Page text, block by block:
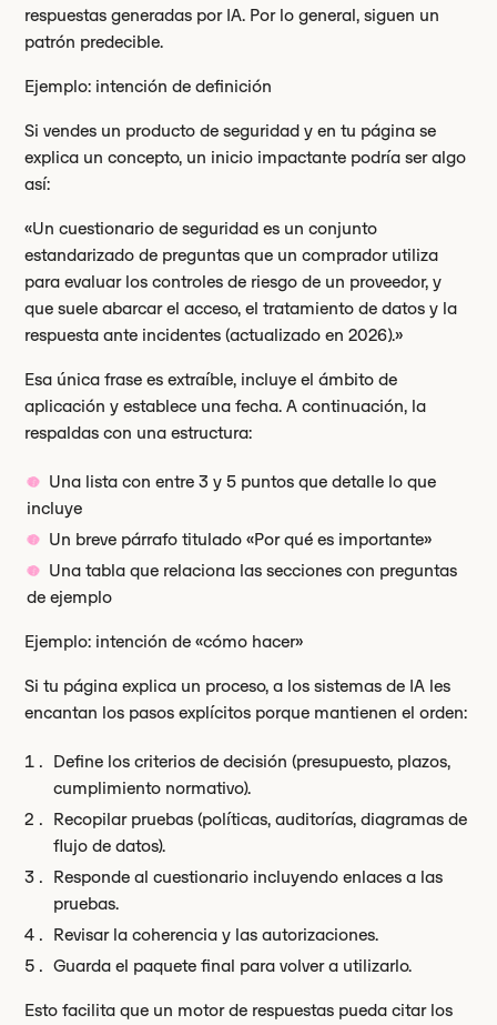
respuestas generadas por IA. Por lo general, siguen un
patrón predecible.
Ejemplo: intención de definición
Si vendes un producto de seguridad y en tu página se
explica un concepto, un inicio impactante podría ser algo
así:
«Un cuestionario de seguridad es un conjunto
estandarizado de preguntas que un comprador utiliza
para evaluar los controles de riesgo de un proveedor, y
que suele abarcar el acceso, el tratamiento de datos y la
respuesta ante incidentes (actualizado en 2026).»
Esa única frase es extraíble, incluye el ámbito de
aplicación y establece una fecha. A continuación, la
respaldas con una estructura:
Una lista con entre 3 y 5 puntos que detalle lo que
incluye
Un breve párrafo titulado «Por qué es importante»
Una tabla que relaciona las secciones con preguntas
de ejemplo
Ejemplo: intención de «cómo hacer»
Si tu página explica un proceso, a los sistemas de IA les
encantan los pasos explícitos porque mantienen el orden:
Define los criterios de decisión (presupuesto, plazos,
cumplimiento normativo).
Recopilar pruebas (políticas, auditorías, diagramas de
flujo de datos).
Responde al cuestionario incluyendo enlaces a las
pruebas.
Revisar la coherencia y las autorizaciones.
Guarda el paquete final para volver a utilizarlo.
Esto facilita que un motor de respuestas pueda citar los